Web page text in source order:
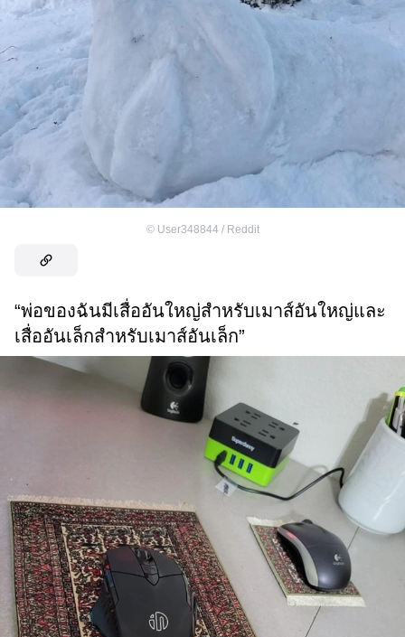
© User348844 / Reddit
“พ่อของฉันมีเสื่ออันใหญ่สำหรับเมาส์อันใหญ่และ
เสื่ออันเล็กสำหรับเมาส์อันเล็ก”